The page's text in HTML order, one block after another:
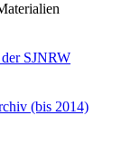
SJNRW
(bis 2014)